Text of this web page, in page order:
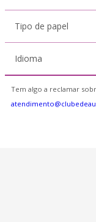
Tipo de papel
Idioma
Tem algo a reclamar